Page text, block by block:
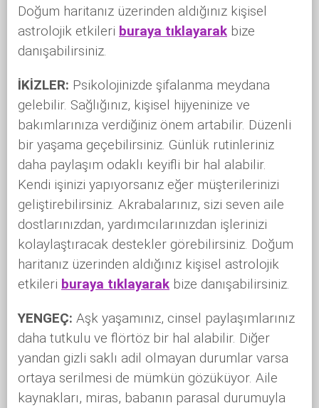
Doğum haritanız üzerinden aldığınız kişisel
astrolojik etkileri buraya tıklayarak bize
danışabilirsiniz.
İKİZLER: Psikolojinizde şifalanma meydana
gelebilir. Sağlığınız, kişisel hijyeninize ve
bakımlarınıza verdiğiniz önem artabilir. Düzenli
bir yaşama geçebilirsiniz. Günlük rutinleriniz
daha paylaşım odaklı keyifli bir hal alabilir.
Kendi işinizi yapıyorsanız eğer müşterilerinizi
geliştirebilirsiniz. Akrabalarınız, sizi seven aile
dostlarınızdan, yardımcılarınızdan işlerinizi
kolaylaştıracak destekler görebilirsiniz. Doğum
haritanız üzerinden aldığınız kişisel astrolojik
etkileri buraya tıklayarak bize danışabilirsiniz.
YENGEÇ: Aşk yaşamınız, cinsel paylaşımlarınız
daha tutkulu ve flörtöz bir hal alabilir. Diğer
yandan gizli saklı adil olmayan durumlar varsa
ortaya serilmesi de mümkün gözüküyor. Aile
kaynakları, miras, babanın parasal durumuyla